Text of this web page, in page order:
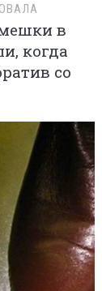
в
когда
со